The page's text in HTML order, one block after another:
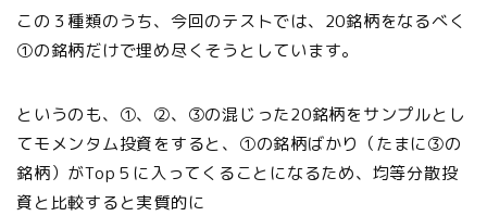
この３種類のうち、今回のテストでは、20銘柄をなるべく
①の銘柄だけで埋め尽くそうとしています。
というのも、①、②、③の混じった20銘柄をサンプルとし
てモメンタム投資をすると、①の銘柄ばかり（たまに③の
銘柄）がTop５に入ってくることになるため、均等分散投
資と比較すると実質的に